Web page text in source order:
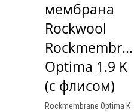
мембрана
Rockwool
Rockmembrane
Optima 1.9 K
(с флисом)
Rockmembrane Optima K